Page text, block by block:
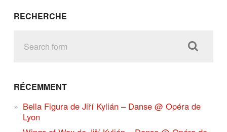
RECHERCHE
RÉCEMMENT
Bella Figura de Jiří Kylián – Danse @ Opéra de
Lyon